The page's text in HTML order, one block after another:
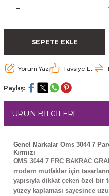
SEPETE EKLE
Yorum Yaz Tavsiye Et
Paylaş:
ÜRÜN BİLGİLERİ
Genel Markalar Oms 3044 7
Kırmızı
OMS 3044 7 PRC BAKRAC
modern mutfaklar için
yapısıyla dikkat çeken özel bir
yüzey kaplaması sayesinde